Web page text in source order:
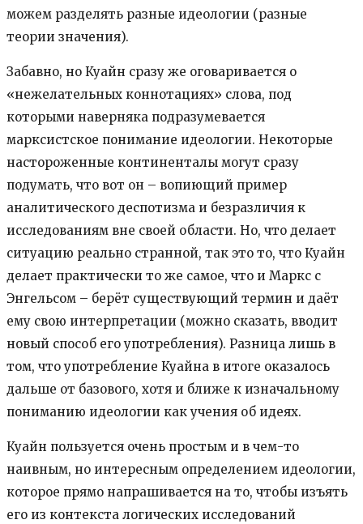
можем разделять разные идеологии (разные
теории значения).
Забавно, но Куайн сразу же оговаривается о
«нежелательных коннотациях» слова, под
которыми наверняка подразумевается
марксистское понимание идеологии. Некоторые
настороженные континенталы могут сразу
подумать, что вот он – вопиющий пример
аналитического деспотизма и безразличия к
исследованиям вне своей области. Но, что делает
ситуацию реально странной, так это то, что Куайн
делает практически то же самое, что и Маркс с
Энгельсом – берёт существующий термин и даёт
ему свою интерпретации (можно сказать, вводит
новый способ его употребления). Разница лишь в
том, что употребление Куайна в итоге оказалось
дальше от базового, хотя и ближе к изначальному
пониманию идеологии как учения об идеях.
Куайн пользуется очень простым и в чем-то
наивным, но интересным определением идеологии,
которое прямо напрашивается на то, чтобы изъять
его из контекста логических исследований